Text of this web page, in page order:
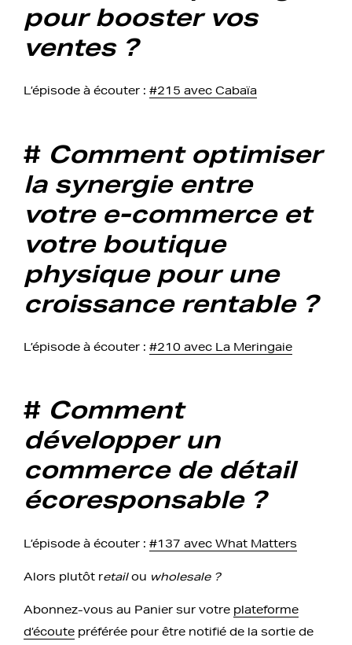
pour booster vos
ventes ?
L’épisode à écouter : #215 avec Cabaïa
# Comment optimiser
la synergie entre
votre e-commerce et
votre boutique
physique pour une
croissance rentable ?
L’épisode à écouter : #210 avec La Meringaie
# Comment
développer un
commerce de détail
écoresponsable ?
L’épisode à écouter : #137 avec What Matters
Alors plutôt retailou wholesale ?
Abonnez-vous au Panier sur votre plateforme
d’écoute préférée pour être notifié de la sortie de